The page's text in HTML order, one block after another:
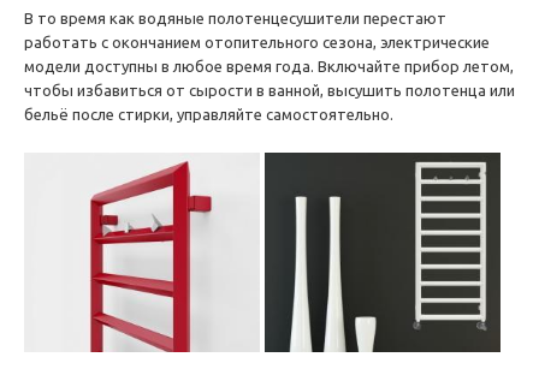
В то время как водяные полотенцесушители перестают
работать с окончанием отопительного сезона, электрические
модели доступны в любое время года. Включайте прибор летом,
чтобы избавиться от сырости в ванной, высушить полотенца или
бельё после стирки, управляйте самостоятельно.